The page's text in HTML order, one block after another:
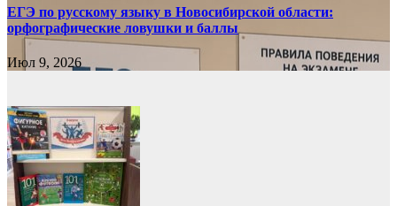
ЕГЭ по русскому языку в Новосибирской области:
орфографические ловушки и баллы
Июл 9, 2026